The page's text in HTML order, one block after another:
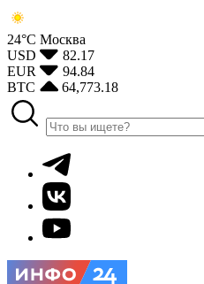
24°С Москва
USD
82.17
EUR
94.84
BTC
64,773.18